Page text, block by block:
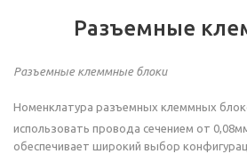
Разъемные
Разъемные клеммные блоки
Номенклатура разъемных клеммных
использовать провода сечением от
обеспечивает широкий выбор